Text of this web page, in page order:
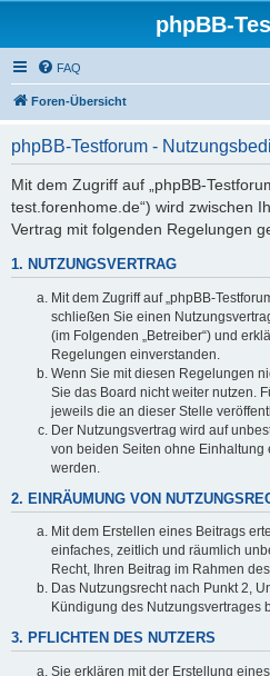
phpBB-
FAQ
Foren-Übersicht
phpBB-Testforum -
Mit dem Zugriff auf „phpBB-
test.forenhome.de“) wird zwischen
Vertrag mit folgenden Regelungen
1. NUTZUNGSVERTRAG
Mit dem Zugriff auf „phpBB-
schließen Sie einen
(im Folgenden „Betreiber“) und
Regelungen einverstanden.
Wenn Sie mit diesen Regelungen
Sie das Board nicht weiter nutzen.
jeweils die an dieser Stelle
Der Nutzungsvertrag wird auf
von beiden Seiten ohne Einhaltung
werden.
2. EINRÄUMUNG VON
Mit dem Erstellen eines Beitrags
einfaches, zeitlich und räumlich
Recht, Ihren Beitrag im Rahmen
Das Nutzungsrecht nach Punkt 2,
Kündigung des Nutzungsvertrages
3. PFLICHTEN DES NUTZERS
Sie erklären mit der Erstellung